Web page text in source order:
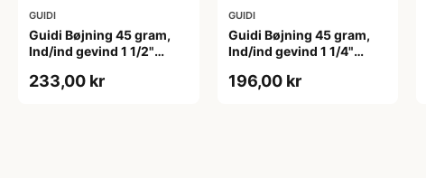
GUIDI
Guidi Bøjning 45 gram,
Ind/ind gevind 1 1/2"
233,00 kr
GUIDI
Guidi Bøjning 45 gram,
Ind/ind gevind 1 1/4"
196,00 kr